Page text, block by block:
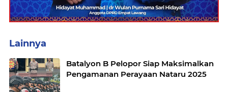
Lainnya
Batalyon B Pelopor Siap Maksimalkan
Pengamanan Perayaan Nataru 2025